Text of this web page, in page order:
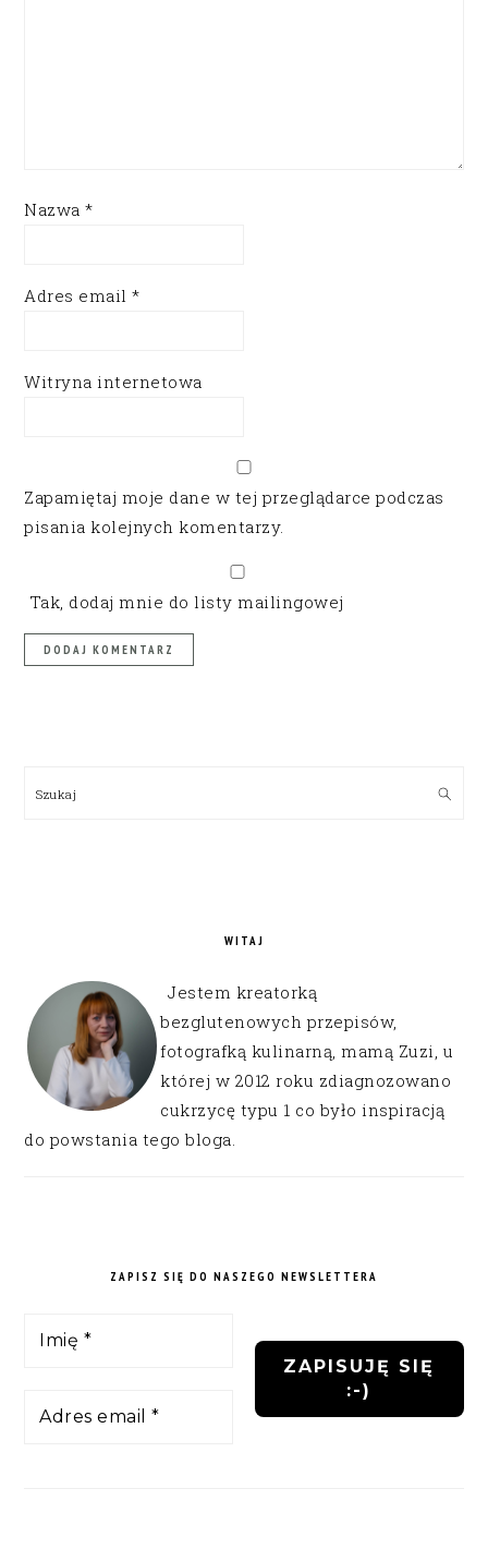
Nazwa*
Adres email*
Witryna internetowa
Zapamiętaj moje dane w tej przeglądarce podczas
pisania kolejnych komentarzy.
Tak, dodaj mnie do listy mailingowej
Szukaj
WITAJ
Jestem kreatorką
bezglutenowych przepisów,
fotografką kulinarną, mamą Zuzi, u
której w 2012 roku zdiagnozowano
cukrzycę typu 1 co było inspiracją
do powstania tego bloga.
ZAPISZ SIĘ DO NASZEGO NEWSLETTERA